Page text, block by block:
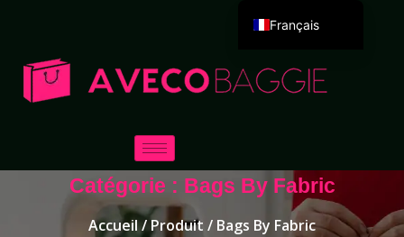
Catégorie : Bags By Fabric
Accueil/Produit / Bags By Fabric
Français
Deutsch
Русский
العربية
Italiano